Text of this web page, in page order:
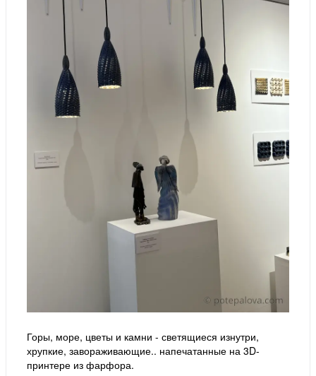
Горы, море, цветы и камни - светящиеся изнутри,
хрупкие, завораживающие.. напечатанные на 3D-
принтере из фарфора.